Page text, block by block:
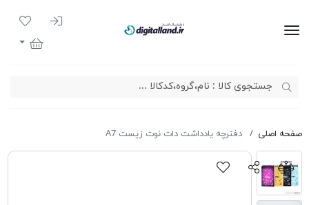
ورود به
لیست
سبد خرید
صفحه اصلی دفترچه یادداشت دات نوت زیست A7